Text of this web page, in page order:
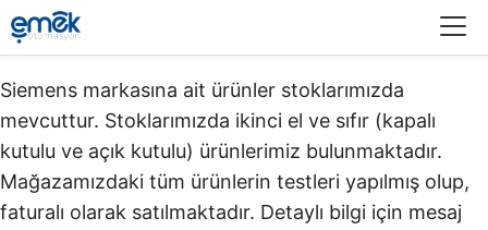
Siemens markasına ait ürünler stoklarımızda
mevcuttur. Stoklarımızda ikinci el ve sıfır (kapalı
kutulu ve açık kutulu) ürünlerimiz bulunmaktadır.​
Mağazamızdaki tüm ürünlerin testleri yapılmış olup,
faturalı olarak satılmaktadır. Detaylı bilgi için mesaj